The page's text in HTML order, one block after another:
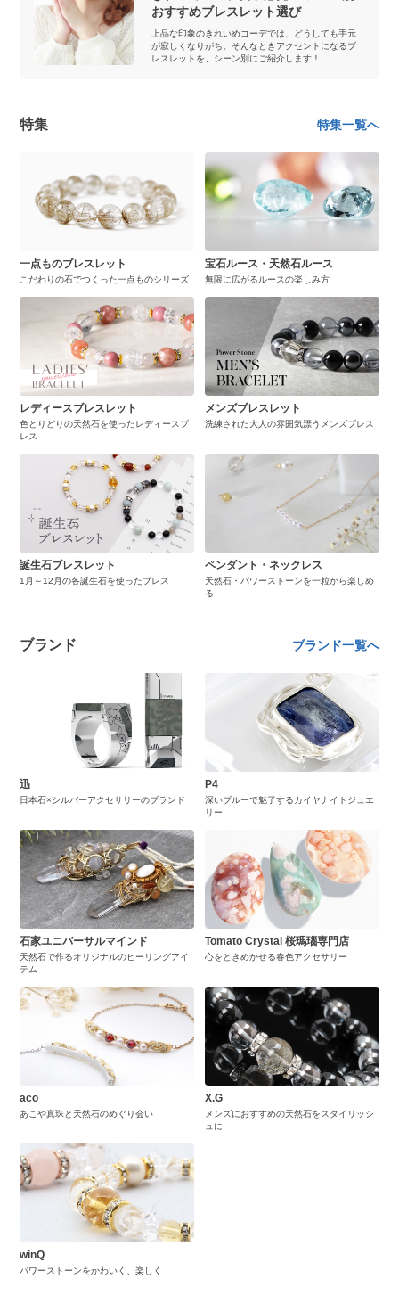
おすすめブレスレット選び
上品な印象のきれいめコーデでは、どうしても手元
が寂しくなりがち。そんなときアクセントになるブ
レスレットを、シーン別にご紹介します！
特集 特集一覧へ
一点ものブレスレット
こだわりの石でつくった一点ものシリーズ
宝石ルース・天然石ルース
無限に広がるルースの楽しみ方
レディースブレスレット
色とりどりの天然石を使ったレディースブ
レス
メンズブレスレット
洗練された大人の雰囲気漂うメンズブレス
誕生石ブレスレット
1月～12月の各誕生石を使ったブレス
ペンダント・ネックレス
天然石・パワーストーンを一粒から楽しめ
る
ブランド ブランド一覧へ
迅
日本石×シルバーアクセサリーのブランド
P4
深いブルーで魅了するカイヤナイトジュエ
リー
石家ユニバーサルマインド
天然石で作るオリジナルのヒーリングアイ
テム
Tomato Crystal 桜瑪瑙専門店
心をときめかせる春色アクセサリー
aco
あこや真珠と天然石のめぐり会い
X.G
メンズにおすすめの天然石をスタイリッシ
ュに
winQ
パワーストーンをかわいく、楽しく